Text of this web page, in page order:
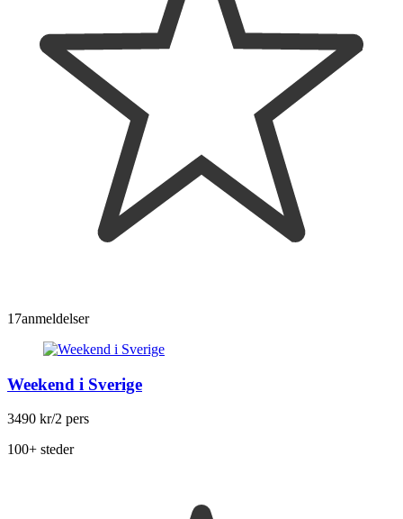
17anmeldelser
Weekend i Sverige
3490 kr/2 pers
100+ steder